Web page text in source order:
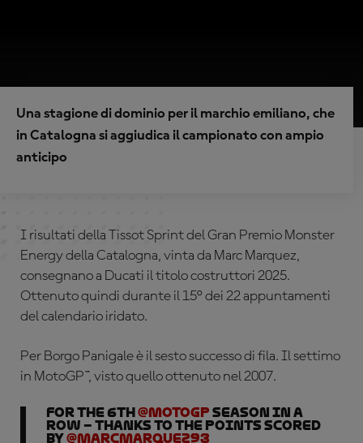
Una stagione di dominio per il marchio emiliano, che
in Catalogna si aggiudica il campionato con ampio
anticipo
I risultati della Tissot Sprint del Gran Premio Monster
Energy della Catalogna, vinta da Marc Marquez,
consegnano a Ducati il titolo costruttori 2025.
Ottenuto quindi durante il 15° dei 22 appuntamenti
del calendario iridato.
Per Borgo Panigale è il sesto successo di fila. Il settimo
in MotoGP™, visto quello ottenuto nel 2007.
For the 6th@MotoGP season in a
row – thanks to the points scored
by@marcmarquez93